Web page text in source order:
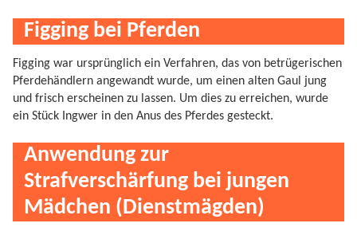
Figging bei Pferden
Figging war ursprünglich ein Verfahren, das von betrügerischen
Pferdehändlern angewandt wurde, um einen alten Gaul jung
und frisch erscheinen zu lassen. Um dies zu erreichen, wurde
ein Stück Ingwer in den Anus des Pferdes gesteckt.
Anwendung zur
Strafverschärfung bei jungen
Mädchen (Dienstmägden)